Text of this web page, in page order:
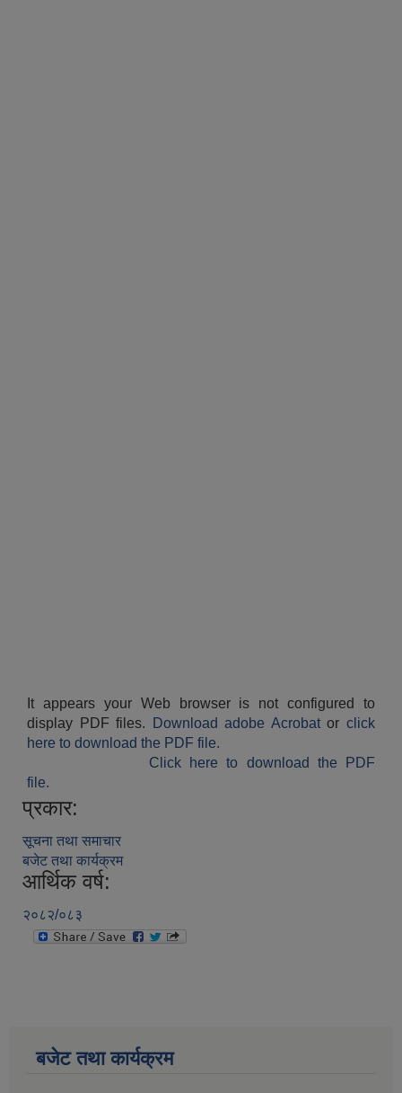
It appears your Web browser is not configured to
display PDF files.
Download adobe Acrobatorclick
here to download the PDF file.
Click here to download the PDF
file.
प्रकार:
सूचना तथा समाचार
बजेट तथा कार्यक्रम
आर्थिक वर्ष:
२०८२/०८३
बजेट तथा कार्यक्रम